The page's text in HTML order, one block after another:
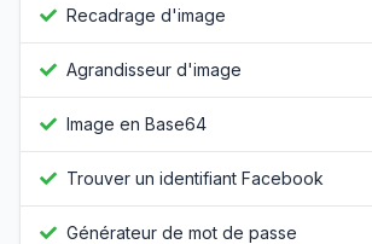
Recadrage d'image
Agrandisseur d'image
Image en Base64
Trouver un identifiant Facebook
Générateur de mot de passe